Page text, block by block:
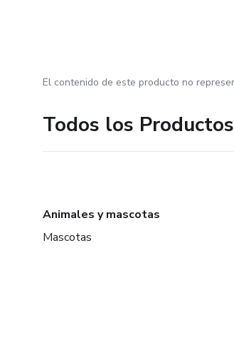
El contenido de este producto no
Todos los Productos
Animales y mascotas
Mascotas